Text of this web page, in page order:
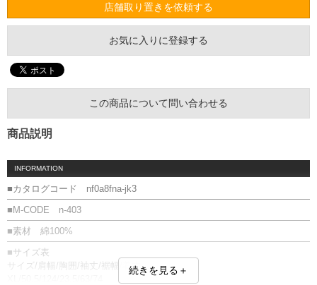
店舗取り置きを依頼する
お気に入りに登録する
この商品について問い合わせる
商品説明
INFORMATION
■カタログコード nf0a8fna-jk3
■M-CODE n-403
■素材 綿100%
■サイズ表
サイズ/肩幅/胸囲/袖丈/裾幅/着丈続きを見る＋